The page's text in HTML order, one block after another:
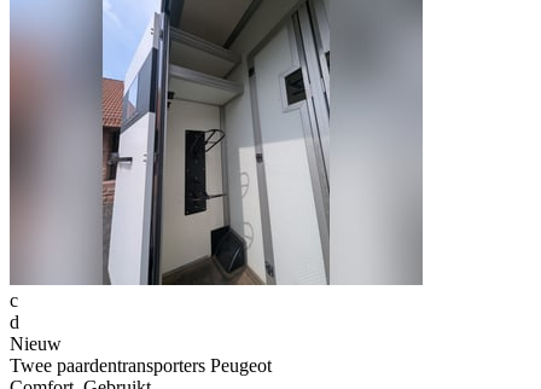
c
d
Nieuw
Twee paardentransporters Peugeot